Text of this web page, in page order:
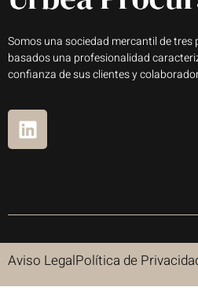
Somos una sociedad mercantil de tres
basados una profesionalidad
confianza de sus clientes y
Aviso LegalPolítica de